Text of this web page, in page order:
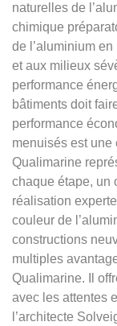
naturelles de
chimique
de l’aluminium
et aux milieux
performance
bâtiments doit
performance
menuisés est une
Qualimarine
chaque étape, un
réalisation
couleur de
constructions
multiples
Qualimarine. Il
avec les attentes
l’architecte